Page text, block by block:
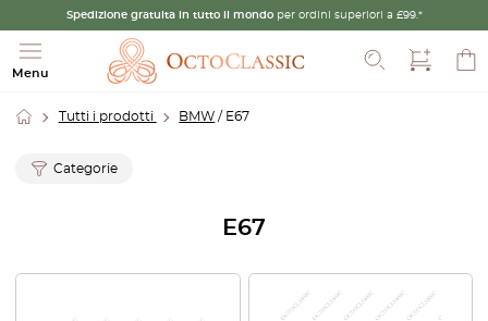
Spedizione gratuita in tutto il mondo per ordini superiori a £99.*
Menu
Cerca
Tutti i prodotti BMW / E67
Categorie
E67